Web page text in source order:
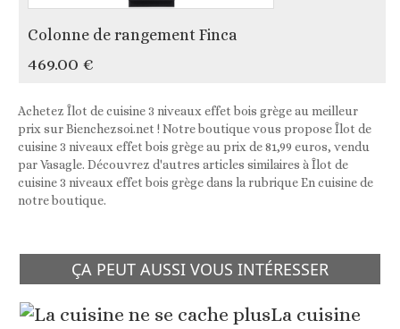
Colonne de rangement Finca
469.00 €
Achetez Îlot de cuisine 3 niveaux effet bois grège au meilleur
prix sur Bienchezsoi.net ! Notre boutique vous propose Îlot de
cuisine 3 niveaux effet bois grège au prix de 81,99 euros, vendu
par Vasagle. Découvrez d'autres articles similaires à Îlot de
cuisine 3 niveaux effet bois grège dans la rubrique En cuisine de
notre boutique.
ÇA PEUT AUSSI VOUS INTÉRESSER
La cuisine